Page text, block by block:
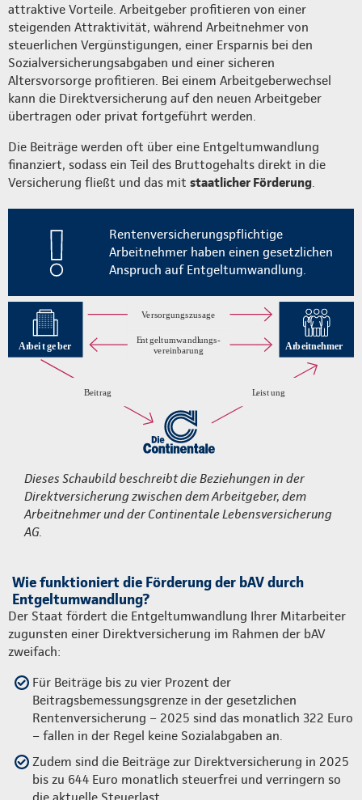
attraktive Vorteile. Arbeitgeber profitieren von einer
steigenden Attraktivität, während Arbeitnehmer von
steuerlichen Vergünstigungen, einer Ersparnis bei den
Sozialversicherungsabgaben und einer sicheren
Altersvorsorge profitieren. Bei einem Arbeitgeberwechsel
kann die Direktversicherung auf den neuen Arbeitgeber
übertragen oder privat fortgeführt werden.
Die Beiträge werden oft über eine Entgeltumwandlung
finanziert, sodass ein Teil des Bruttogehalts direkt in die
Versicherung fließt und das mit staatlicher Förderung.
Rentenversicherungspflichtige
Arbeitnehmer haben einen gesetzlichen
Anspruch auf Entgeltumwandlung.
Dieses Schaubild beschreibt die Beziehungen in der
Direktversicherung zwischen dem Arbeitgeber, dem
Arbeitnehmer und der Continentale Lebensversicherung
AG.
Wie funktioniert die Förderung der bAV durch
Entgeltumwandlung?
Der Staat fördert die Entgeltumwandlung Ihrer Mitarbeiter
zugunsten einer Direktversicherung im Rahmen der bAV
zweifach:
Für Beiträge bis zu vier Prozent der
Beitragsbemessungsgrenze in der gesetzlichen
Rentenversicherung – 2025 sind das monatlich 322 Euro
– fallen in der Regel keine Sozialabgaben an.
Zudem sind die Beiträge zur Direktversicherung in 2025
bis zu 644 Euro monatlich steuerfrei und verringern so